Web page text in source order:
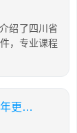
绍了四川省
，专业课程
四川省彝文学校五年制大专联系电话「2026年更新」